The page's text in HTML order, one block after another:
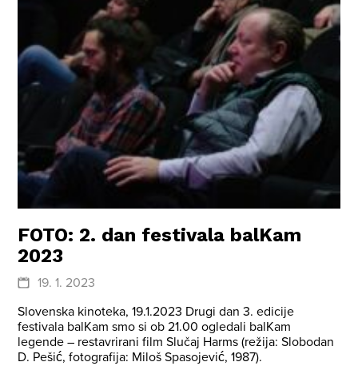
FOTO: 2. dan festivala balKam
2023
19. 1. 2023
Slovenska kinoteka, 19.1.2023 Drugi dan 3. edicije
festivala balKam smo si ob 21.00 ogledali balKam
legende – restavrirani film Slučaj Harms (režija: Slobodan
D. Pešić, fotografija: Miloš Spasojević, 1987).